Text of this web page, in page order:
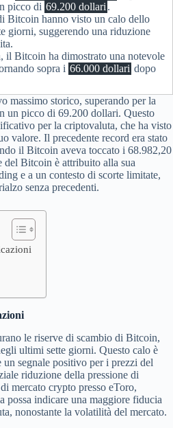
picco di 69.200 dollari .
Bitcoin hanno visto un calo dello
giorni, suggerendo una riduzione
il Bitcoin ha dimostrato una notevole
sopra i 66.000 dollari dopo
massimo storico, superando per la
un picco di 69.200 dollari. Questo
per la criptovaluta, che ha visto
valore. Il precedente record era stato
il Bitcoin aveva toccato i 68.982,20
del Bitcoin è attribuito alla sua
e a un contesto di scorte limitate,
senza precedenti.
le riserve di scambio di Bitcoin,
ultimi sette giorni. Questo calo è
un segnale positivo per i prezzi del
riduzione della pressione di
mercato crypto presso eToro,
possa indicare una maggiore fiducia
nonostante la volatilità del mercato.